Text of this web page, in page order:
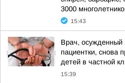
3000
15:43
Врач, осужденный
пациентки, снова
детей в частной
15:39